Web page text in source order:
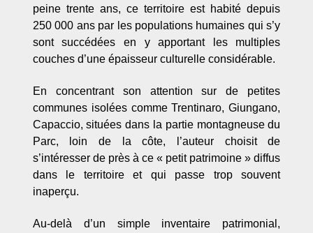
peine trente ans, ce territoire est habité depuis
250 000 ans par les populations humaines qui s’y
sont succédées en y apportant les multiples
couches d’une épaisseur culturelle considérable.
En concentrant son attention sur de petites
communes isolées comme Trentinaro, Giungano,
Capaccio, situées dans la partie montagneuse du
Parc, loin de la côte, l’auteur choisit de
s’intéresser de près à ce « petit patrimoine » diffus
dans le territoire et qui passe trop souvent
inaperçu.
Au-delà d’un simple inventaire patrimonial,